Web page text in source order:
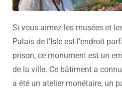
Si vous aimez les musées et
Palais de l’Isle est l’endroit
prison, ce monument est un
de la ville. Ce bâtiment a
a été un atelier monétaire, un